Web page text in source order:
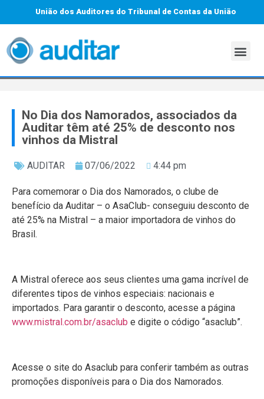
União dos Auditores do Tribunal de Contas da União
No Dia dos Namorados, associados da
Auditar têm até 25% de desconto nos
vinhos da Mistral
AUDITAR 07/06/2022 4:44 pm
Para comemorar o Dia dos Namorados, o clube de
benefício da Auditar – o AsaClub- conseguiu desconto de
até 25% na Mistral – a maior importadora de vinhos do
Brasil.
A Mistral oferece aos seus clientes uma gama incrível de
diferentes tipos de vinhos especiais: nacionais e
importados. Para garantir o desconto, acesse a página
www.mistral.com.br/asaclub e digite o código “asaclub”.
Acesse o site do Asaclub para conferir também as outras
promoções disponíveis para o Dia dos Namorados.